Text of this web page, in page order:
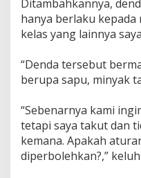
Ditambahkannya,
hanya berlaku
kelas yang lainnya
“Denda tersebut
berupa sapu, minyak
“Sebenarnya kami
tetapi saya takut dan
kemana. Apakah
diperbolehkan?,”